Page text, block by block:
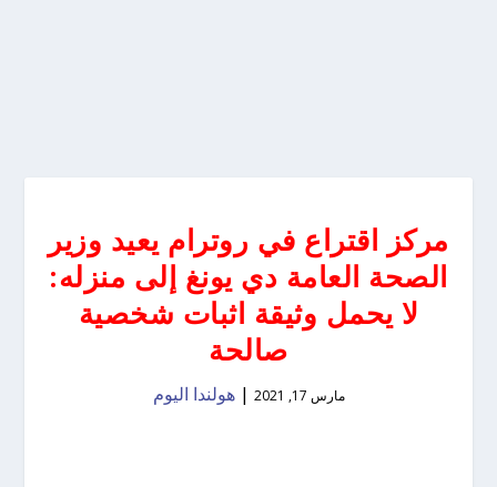
مركز اقتراع في روترام يعيد وزير
الصحة العامة دي يونغ إلى منزله:
لا يحمل وثيقة اثبات شخصية
صالحة
مارس 17, 2021 |هولندا اليوم